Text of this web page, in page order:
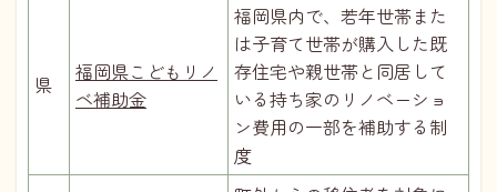
県
福岡県こどもリノ
ベ補助金
福岡県内で、若年世帯また
は子育て世帯が購入した既
存住宅や親世帯と同居して
いる持ち家のリノベーショ
ン費用の一部を補助する制
度